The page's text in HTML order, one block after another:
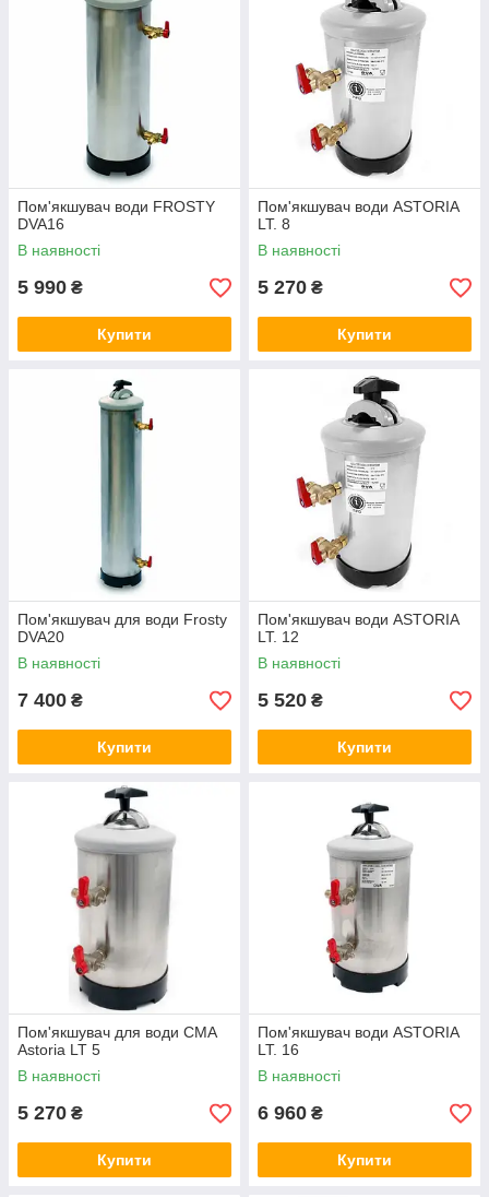
Пом'якшувач води FROSTY
DVA16
В наявності
5 990 ₴
Купити
Пом'якшувач води ASTORIA
LT. 8
В наявності
5 270 ₴
Купити
Пом'якшувач для води Frosty
DVA20
В наявності
7 400 ₴
Купити
Пом'якшувач води ASTORIA
LT. 12
В наявності
5 520 ₴
Купити
Пом'якшувач для води CMA
Astoria LT 5
В наявності
5 270 ₴
Купити
Пом'якшувач води ASTORIA
LT. 16
В наявності
6 960 ₴
Купити